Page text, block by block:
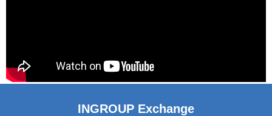
INGROUP Exchange